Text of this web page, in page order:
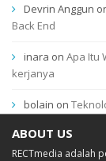
Devrin Anggun
Back End
inara on Apa Itu
kerjanya
bolain on
ABOUT US
RECTmedia adalah